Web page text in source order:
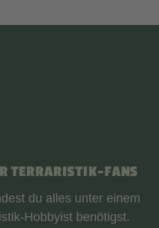
TERRARISTIK-FANS
du alles unter einem
Hobbyist benötigst.